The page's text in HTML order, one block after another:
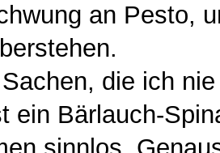
an Pesto,
die ich
ein Bärlauch-